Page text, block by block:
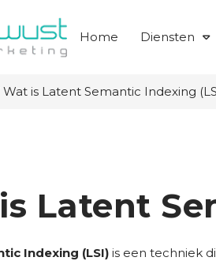
Home Diensten
Wat is Latent Semantic Indexing
Latent
Indexing (LSI) is een techniek